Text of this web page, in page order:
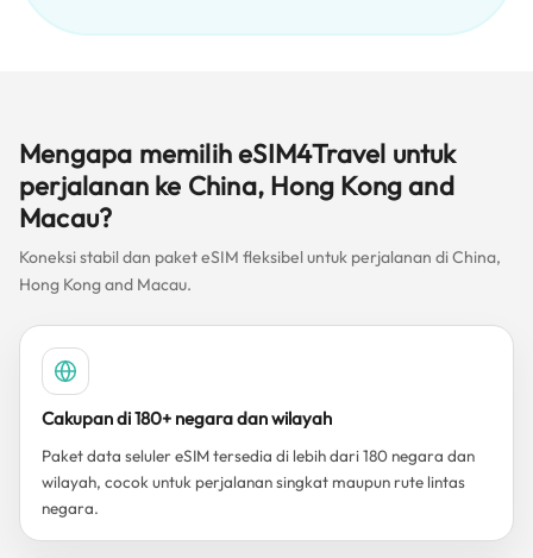
Mengapa memilih eSIM4Travel untuk
perjalanan ke China, Hong Kong and
Macau?
Koneksi stabil dan paket eSIM fleksibel untuk perjalanan di China,
Hong Kong and Macau.
Cakupan di 180+ negara dan wilayah
Paket data seluler eSIM tersedia di lebih dari 180 negara dan
wilayah, cocok untuk perjalanan singkat maupun rute lintas
negara.